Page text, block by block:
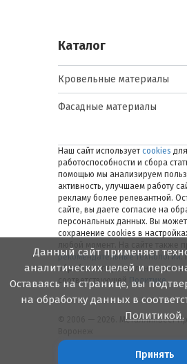
Каталог
Кровельные материалы
Фасадные материалы
Наш сайт использует cookies
работоспособности и сбора
помощью мы анализируем
активность, улучшаем работу
рекламу более релевантной.
сайте, вы даете согласие на
персональных данных. Вы
сохранение cookies в
рекомендательные технологии.
обработке персональных
соответствующей
Политике.
© 2006 — 2026. Металлинвест
Данный сайт применяет
аналитических целей и
Оставаясь на странице, вы
на обработку данных в
Политикой.
Принять